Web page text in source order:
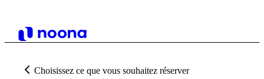
Choisissez ce que vous souhaitez réserver